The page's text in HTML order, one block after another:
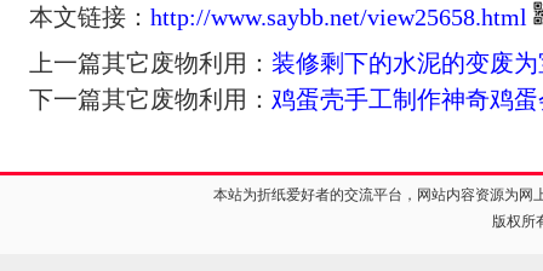
本文链接： http://www.saybb.net/view25658.html
上一篇其它废物利用： 装修剩下的水泥的变废
下一篇其它废物利用： 鸡蛋壳手工制作神奇鸡
本站为折纸爱好者的交流平台，网站内容资源为
版权所